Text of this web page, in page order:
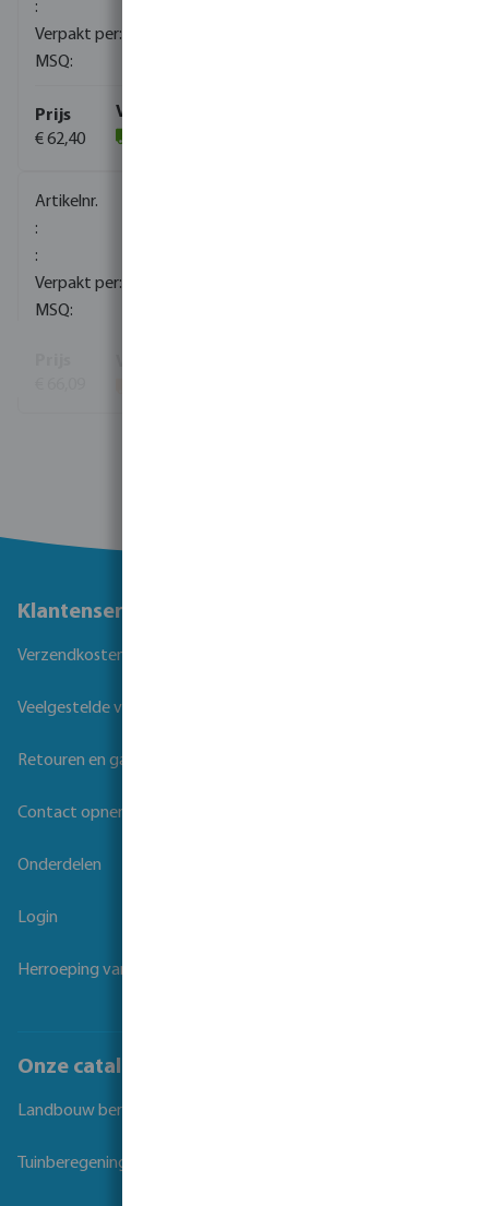
€ 62,40
Klantenservice
Verzendkosten
Veelgestelde vragen
Retouren en garantie
Contact opnemen
Onderdelen
Login
Herroeping van overeenkomst
Onze catalogi
Landbouw beregening
Tuinberegening